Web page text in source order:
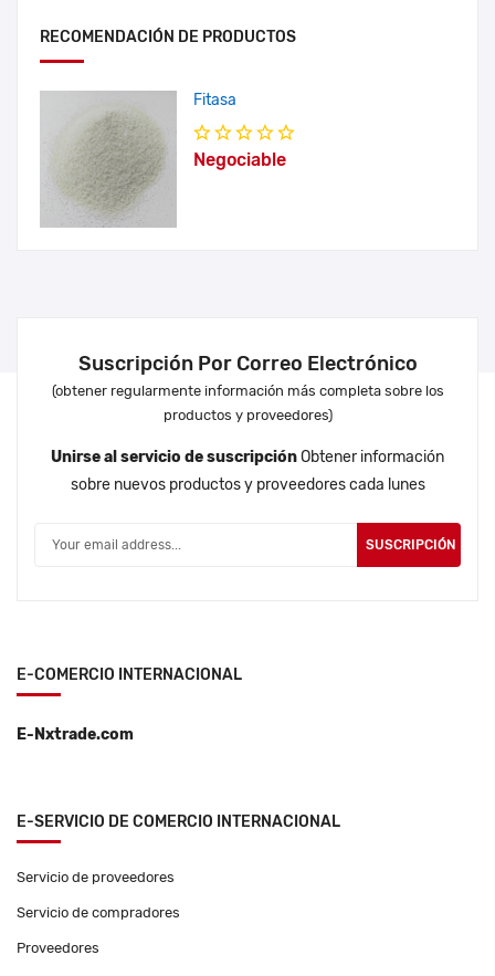
RECOMENDACIÓN DE PRODUCTOS
Fitasa
Negociable
Suscripción Por Correo Electrónico
(obtener regularmente información más completa sobre los
productos y proveedores)
Unirse al servicio de suscripciónObtener información
sobre nuevos productos y proveedores cada lunes
SUSCRIPCIÓN
E-COMERCIO INTERNACIONAL
E-Nxtrade.com
E-SERVICIO DE COMERCIO INTERNACIONAL
Servicio de proveedores
Servicio de compradores
Proveedores